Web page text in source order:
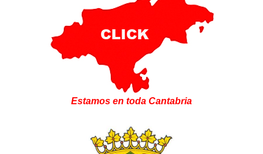
Estamos en toda Cantabria